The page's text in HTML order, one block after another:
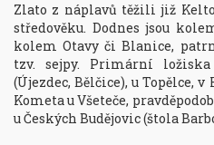
Zlato z náplavů těžili již
středověku. Dodnes jsou
kolem Otavy či Blanice,
tzv. sejpy. Primární
(Újezdec, Bělčice), u Topělce,
Kometa u Všeteče,
u Českých Budějovic (štola